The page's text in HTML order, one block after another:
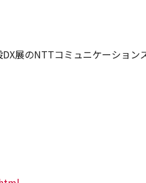
展のNTTコミュニケーション